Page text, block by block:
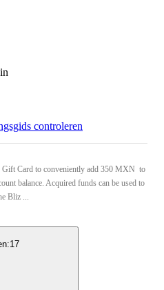
controleren
Gift Card to conveniently add 350 MXN to
balance. Acquired funds can be used to
Bliz ...
17